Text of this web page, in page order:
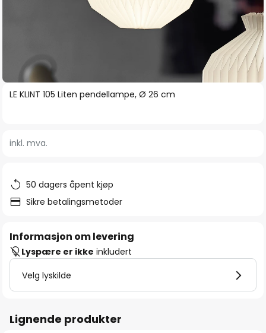
Gå
bildegalleri
LE KLINT 105 Liten pendellampe, Ø 26 cm
inkl. mva.
50 dagers åpent kjøp
Sikre betalingsmetoder
Informasjon om levering
Lyspære er ikke inkludert
Velg lyskilde
Lignende produkter